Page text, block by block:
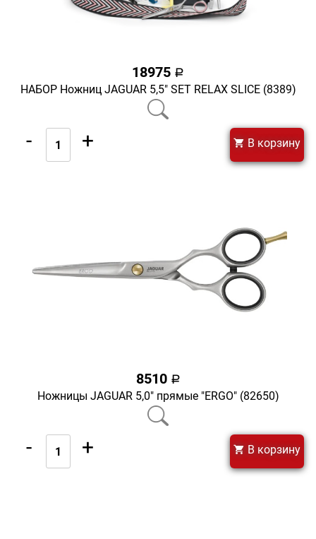
18975 a
НАБОР Ножниц JAGUAR 5,5" SET RELAX SLICE (8389)
- + В корзину
8510 a
Ножницы JAGUAR 5,0" прямые "ERGO" (82650)
- + В корзину